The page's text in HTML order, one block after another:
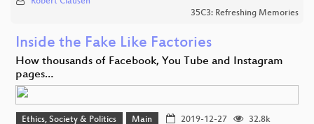
35C3: Refreshing Memories
Inside the Fake Like Factories
How thousands of Facebook, You Tube and Instagram
pages…
Ethics, Society & Politics Main 2019-12-27
32.8k